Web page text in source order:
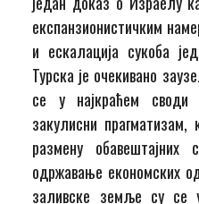
експанзионистичким
и ескалација сукоба
Турска је очекивано
се у најкраћем
закулисни
размену
одржавање економских
заливске земље су се